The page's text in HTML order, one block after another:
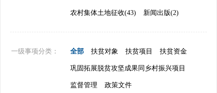
农村集体土地征收(43) 新闻出版(2)
一级事项分类： 全部 扶贫对象 扶贫项目 扶贫资金
巩固拓展脱贫攻坚成果同乡村振兴项目
监督管理 政策文件